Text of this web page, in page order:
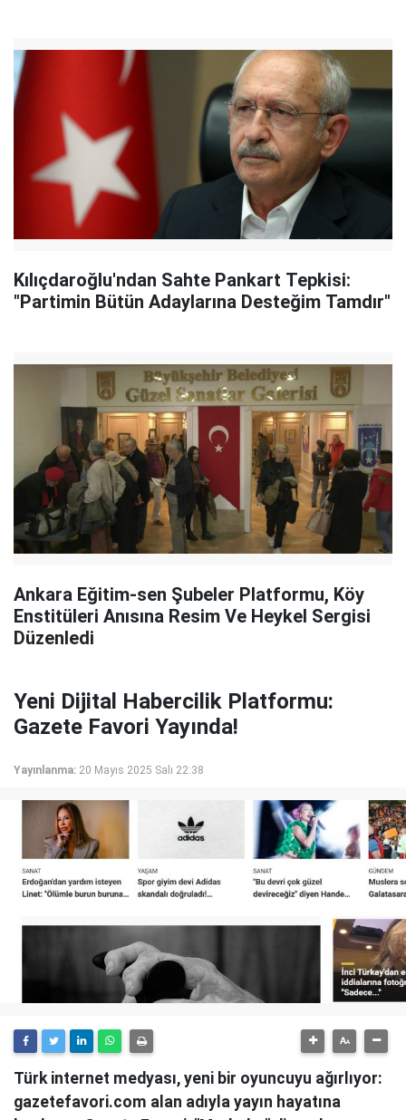
Kılıçdaroğlu'ndan Sahte Pankart Tepkisi:
"Partimin Bütün Adaylarına Desteğim Tamdır"
Ankara Eğitim-sen Şubeler Platformu, Köy
Enstitüleri Anısına Resim Ve Heykel Sergisi
Düzenledi
Yeni Dijital Habercilik Platformu:
Gazete Favori Yayında!
Yayınlanma: 20 Mayıs 2025 Salı 22:38
Türk internet medyası, yeni bir oyuncuyu ağırlıyor:
gazetefavori.com alan adıyla yayın hayatına